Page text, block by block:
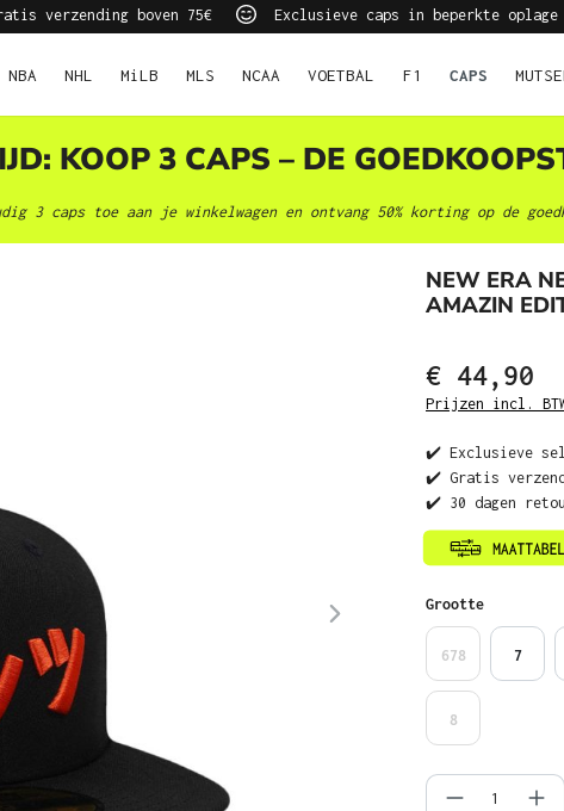
verzending boven 75€ Exclusieve caps in beperkte oplage
NBA NHL MiLB MLS NCAA VOETBAL F1 CAPS
KOOP 3 CAPS – DE
3 caps toe aan je winkelwagen en ontvang 50% korting op de
NEW ERA
AMAZIN
€ 44,90
Prijzen incl.
✔️ Exclusieve
✔️ Gratis
✔️ 30 dagen
Selecteer
Grootte
678 7
8